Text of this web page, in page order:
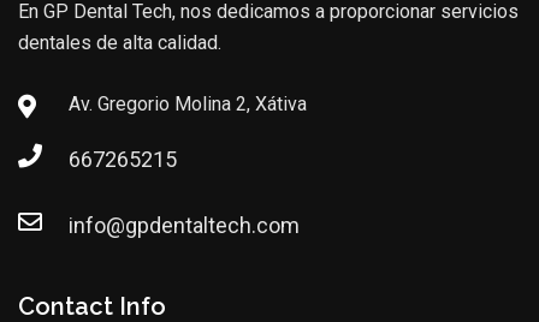
En GP Dental Tech, nos dedicamos a proporcionar servicios
dentales de alta calidad.
Av. Gregorio Molina 2, Xátiva
667265215
info@gpdentaltech.com
Contact Info